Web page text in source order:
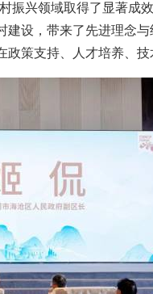
振兴领域取得了显著成
设，带来了先进理念
策支持、人才培养、技